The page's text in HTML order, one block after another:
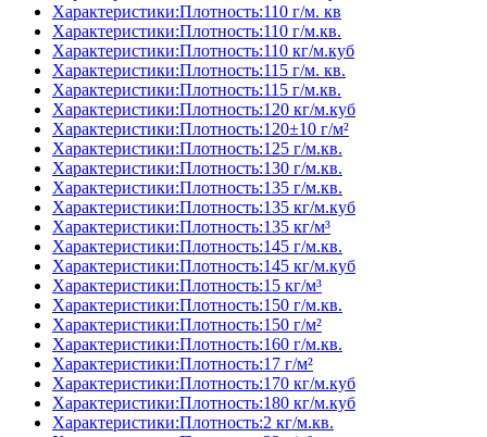
Характеристики:Плотность:110 г/м. кв
Характеристики:Плотность:110 г/м.кв.
Характеристики:Плотность:110 кг/м.куб
Характеристики:Плотность:115 г/м. кв.
Характеристики:Плотность:115 г/м.кв.
Характеристики:Плотность:120 кг/м.куб
Характеристики:Плотность:120±10 г/м²
Характеристики:Плотность:125 г/м.кв.
Характеристики:Плотность:130 г/м.кв.
Характеристики:Плотность:135 г/м.кв.
Характеристики:Плотность:135 кг/м.куб
Характеристики:Плотность:135 кг/м³
Характеристики:Плотность:145 г/м.кв.
Характеристики:Плотность:145 кг/м.куб
Характеристики:Плотность:15 кг/м³
Характеристики:Плотность:150 г/м.кв.
Характеристики:Плотность:150 г/м²
Характеристики:Плотность:160 г/м.кв.
Характеристики:Плотность:17 г/м²
Характеристики:Плотность:170 кг/м.куб
Характеристики:Плотность:180 кг/м.куб
Характеристики:Плотность:2 кг/м.кв.